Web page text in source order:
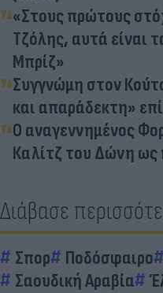
«Στους πρώτους
Τζόλης, αυτά είναι
Μπρίζ»
Συγγνώμη στον
και απαράδεκτη»
Ο αναγεννημένος
Καλίτζ του Δώνη ως
Διάβασε
Σπορ Ποδόσφαιρο
Σαουδική Αραβία